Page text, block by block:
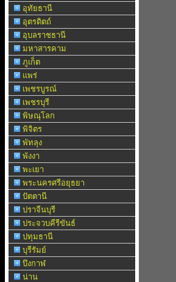
อุทัยธานี
อุตรดิตถ์
อุบลราชธานี
มหาสารคาม
ภูเก็ต
แพร่
เพชรบูรณ์
เพชรบุรี
พิษณุโลก
พิจิตร
พัทลุง
พังงา
พะเยา
พระนครศรีอยุธยา
ปัตตานี
ปราจีนบุรี
ประจวบคีรีขันธ์
ปทุมธานี
บุรีรัมย์
บึงกาฬ
น่าน